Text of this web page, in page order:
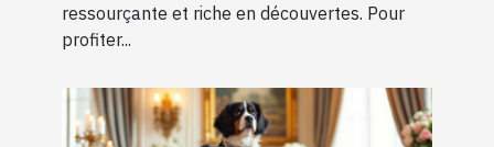
ressourçante et riche en découvertes. Pour
profiter...